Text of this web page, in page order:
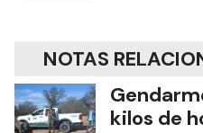
NOTAS
kilos de